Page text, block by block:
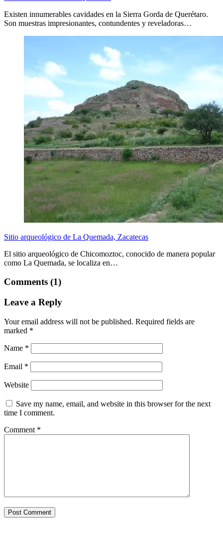
Existen innumerables cavidades en la Sierra Gorda de Querétaro.
Son muestras impresionantes, contundentes y reveladoras…
Sitio arqueológico de La Quemada, Zacatecas
El sitio arqueológico de Chicomoztoc, conocido de manera popular
como La Quemada, se localiza en…
Comments (1)
Leave a Reply
Your email address will not be published. Required fields are
marked *
Name *
Email *
Website
Save my name, email, and website in this browser for the next
time I comment.
Comment *